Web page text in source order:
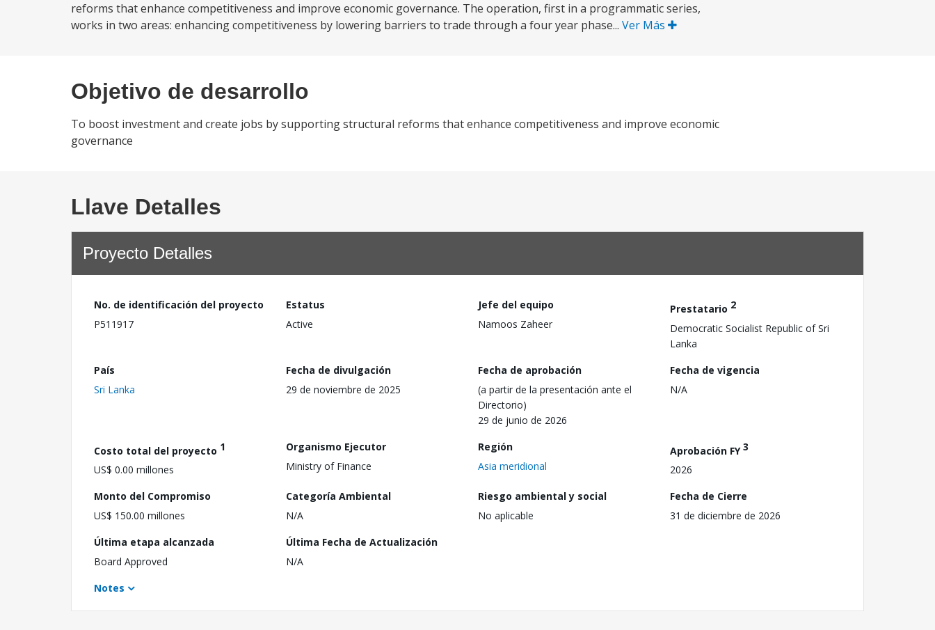
reforms that enhance competitiveness and improve economic governance. The operation, first in a programmatic series,
works in two areas: enhancing competitiveness by lowering barriers to trade through a four year phase... Ver Más
Objetivo de desarrollo
To boost investment and create jobs by supporting structural reforms that enhance competitiveness and improve economic
governance
Llave Detalles
Proyecto Detalles
No. de identificación del proyecto
P511917
Estatus
Active
Jefe del equipo
Namoos Zaheer
Prestatario 2
Democratic Socialist Republic of Sri
Lanka
País
Sri Lanka
Fecha de divulgación
29 de noviembre de 2025
Fecha de aprobación
(a partir de la presentación ante el
Directorio)
29 de junio de 2026
Fecha de vigencia
N/A
Costo total del proyecto 1
US$ 0.00 millones
Organismo Ejecutor
Ministry of Finance
Región
Asia meridional
Aprobación FY3
2026
Monto del Compromiso
US$ 150.00 millones
Categoría Ambiental
N/A
Riesgo ambiental y social
No aplicable
Fecha de Cierre
31 de diciembre de 2026
Última etapa alcanzada
Board Approved
Última Fecha de Actualización
N/A
Notes